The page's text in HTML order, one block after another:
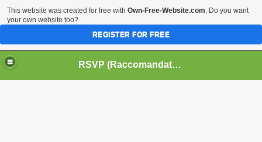
HOME BIOGRAFIE
CINEMA
DATABASE LIBRI
LIBRI
MUSICA
RSVP (Raccomandati Se Vi Piacciono)
This website was created for free with Own-Free-Website.com. Do you want
your own website too?
REGISTER FOR FREE